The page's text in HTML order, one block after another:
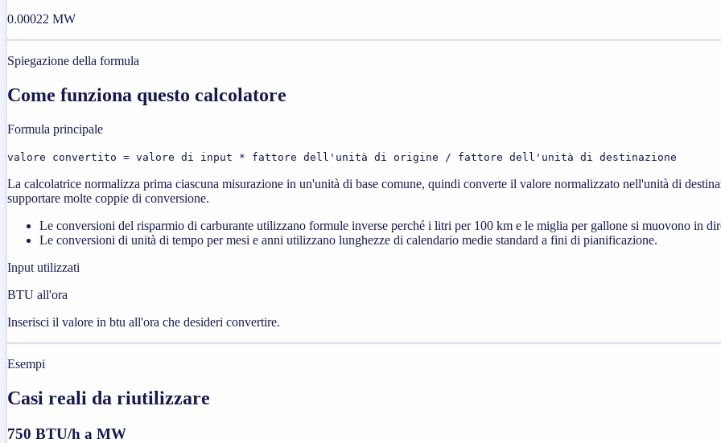
0.00022 MW
Spiegazione della formula
Come funziona questo calcolatore
Formula principale
valore convertito = valore di input * fattore dell'unità di origine / fattore dell'unità di destinazione
La calcolatrice normalizza prima ciascuna misurazione in un'unità di base comune, quindi converte il valore normalizzato nell'unità di
supportare molte coppie di conversione.
Le conversioni del risparmio di carburante utilizzano formule inverse perché i litri per 100 km e le miglia per gallone si muovono in
Le conversioni di unità di tempo per mesi e anni utilizzano lunghezze di calendario medie standard a fini di pianificazione.
Input utilizzati
BTU all'ora
Inserisci il valore in btu all'ora che desideri convertire.
Esempi
Casi reali da riutilizzare
750 BTU/h a MW